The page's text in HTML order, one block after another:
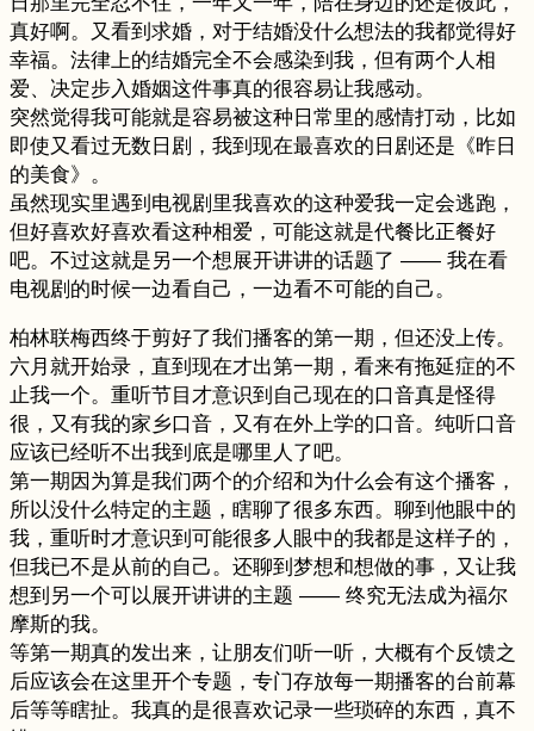
真好啊。又看到求婚，对于结婚没什么想法的我都觉得好
幸福。法律上的结婚完全不会感染到我，但有两个人相
爱、决定步入婚姻这件事真的很容易让我感动。
突然觉得我可能就是容易被这种日常里的感情打动，比如
即使又看过无数日剧，我到现在最喜欢的日剧还是《昨日
的美食》。
虽然现实里遇到电视剧里我喜欢的这种爱我一定会逃跑，
但好喜欢好喜欢看这种相爱，可能这就是代餐比正餐好
吧。不过这就是另一个想展开讲讲的话题了 —— 我在看
电视剧的时候一边看自己，一边看不可能的自己。
柏林联梅西终于剪好了我们播客的第一期，但还没上传。
六月就开始录，直到现在才出第一期，看来有拖延症的不
止我一个。重听节目才意识到自己现在的口音真是怪得
很，又有我的家乡口音，又有在外上学的口音。纯听口音
应该已经听不出我到底是哪里人了吧。
第一期因为算是我们两个的介绍和为什么会有这个播客，
所以没什么特定的主题，瞎聊了很多东西。聊到他眼中的
我，重听时才意识到可能很多人眼中的我都是这样子的，
但我已不是从前的自己。还聊到梦想和想做的事，又让我
想到另一个可以展开讲讲的主题 —— 终究无法成为福尔
摩斯的我。
等第一期真的发出来，让朋友们听一听，大概有个反馈之
后应该会在这里开个专题，专门存放每一期播客的台前幕
后等等瞎扯。我真的是很喜欢记录一些琐碎的东西，真不